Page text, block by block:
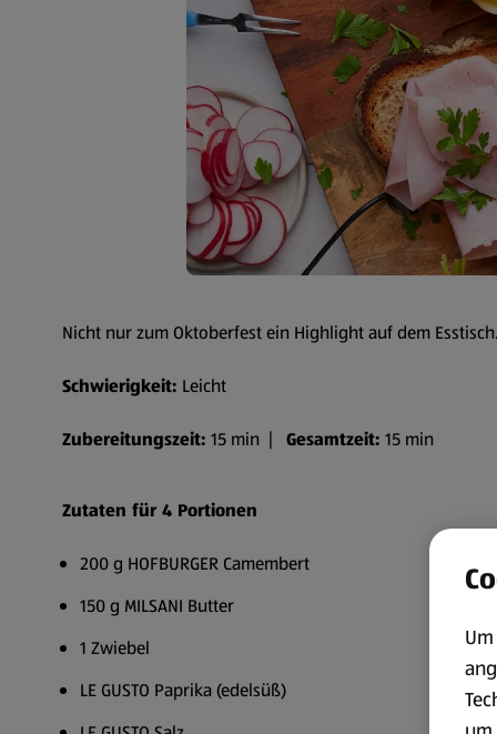
Nicht nur zum Oktoberfest ein Highlight auf dem
Schwierigkeit: Leicht
Zubereitungszeit: 15 min | Gesamtzeit: 15 min
Zutaten für 4 Portionen
200 g HOFBURGER Camembert
150 g MILSANI Butter
1 Zwiebel
LE GUSTO Paprika (edelsüß)